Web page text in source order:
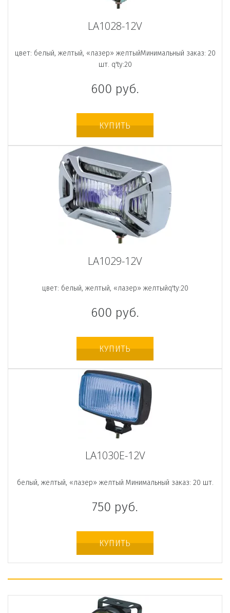
LA1028-12V
цвет: белый, желтый, «лазер» желтыйМинимальный заказ: 20
шт. q'ty:20
600 руб.
КУПИТЬ
LA1029-12V
цвет: белый, желтый, «лазер» желтыйq'ty:20
600 руб.
КУПИТЬ
LA1030E-12V
белый, желтый, «лазер» желтый Минимальный заказ: 20 шт.
750 руб.
КУПИТЬ